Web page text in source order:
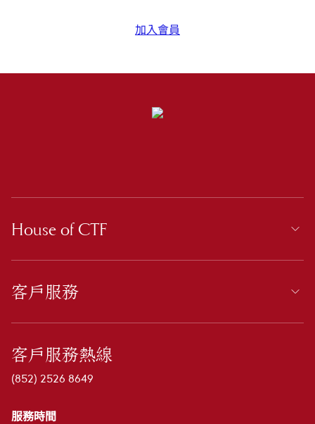
加入會員
House of CTF
客戶服務
客戶服務熱線
(852) 2526 8649
服務時間